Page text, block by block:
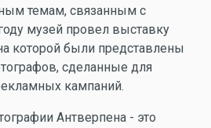
темам, связанным с
музей провел выставку
которой были представлены
сделанные для
кампаний.
Антверпена - это